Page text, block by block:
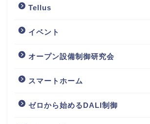
Tellus
イベント
オープン設備制御研究会
スマートホーム
ゼロから始めるDALI制御